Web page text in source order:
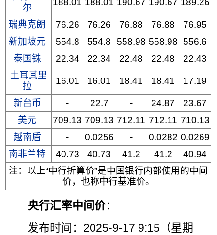
尔
188.01 188.01 190.67 190.67 189.26
瑞典克朗 76.26 76.26 76.88 76.88
76.95
新加坡元
554.8 554.8 558.98 558.98
556.6
泰国铢
22.34 22.34 22.48 22.48
22.43
土耳其里
拉
16.01 16.01 18.41 18.41 17.19
新台币 - 22.7 - 24.87
23.67
美元
709.13 709.13 712.11 712.11 710.13
越南盾
- 0.0256 - 0.0282 0.0269
南非兰特
40.73 40.73 41.2 41.2
40.94
注：以上“中行折算价”是中国银行内部使用的中间
价，也称中行基准价。
央行汇率中间价：
发布时间：2025-9-17 9:15（星期